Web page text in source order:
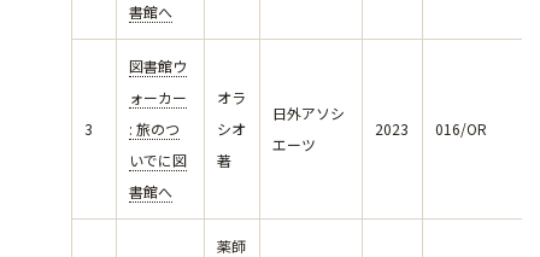
書館へ
3
図書館ウ
ォーカー
: 旅のつ
いでに図
書館へ
オラ
シオ
著
日外アソシ
エーツ
2023 016/OR
薬師